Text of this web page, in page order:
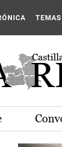
La TEMAS